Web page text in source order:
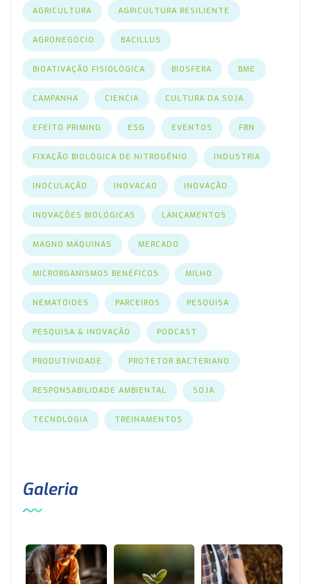
AGRICULTURA AGRICULTURA RESILIENTE
AGRONEGÓCIO BACILLUS
BIOATIVAÇÃO FISIOLÓGICA BIOSFERA BME
CAMPANHA CIENCIA CULTURA DA SOJA
EFEITO PRIMING ESG EVENTOS FBN
FIXAÇÃO BIOLÓGICA DE NITROGÊNIO INDUSTRIA
INOCULAÇÃO INOVACAO INOVAÇÃO
INOVAÇÕES BIOLÓGICAS LANÇAMENTOS
MAGNO MÁQUINAS MERCADO
MICRORGANISMOS BENÉFICOS MILHO
NEMATOIDES PARCEIROS PESQUISA
PESQUISA & INOVAÇÃO PODCAST
PRODUTIVIDADE PROTETOR BACTERIANO
RESPONSABILIDADE AMBIENTAL SOJA
TECNOLOGIA TREINAMENTOS
Galeria